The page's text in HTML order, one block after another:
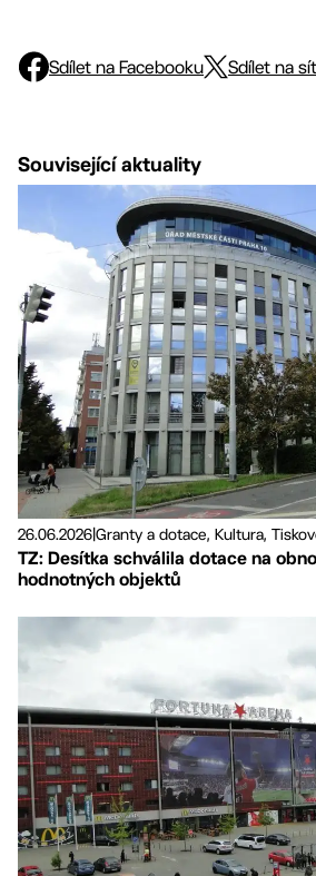
Sdílet na Facebooku Sdílet na
Související aktuality
26.06.2026Granty a dotace, Kultura,
TZ: Desítka schválila dotace na
hodnotných objektů